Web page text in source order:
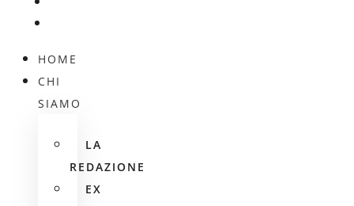
HOME
CHI
SIAMO
LA
REDAZIONE
EX